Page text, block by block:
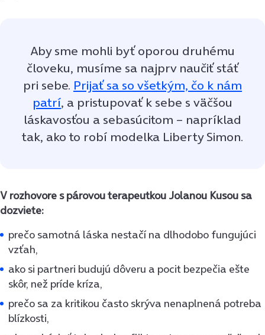
Aby sme mohli byť oporou druhému
človeku, musíme sa najprv naučiť stáť
pri sebe. Prijať sa so všetkým, čo k nám
patrí, a pristupovať k sebe s väčšou
láskavosťou a sebasúcitom – napríklad
tak, ako to robí modelka Liberty Simon.
V rozhovore s párovou terapeutkou Jolanou Kusou sa
dozviete:
prečo samotná láska nestačí na dlhodobo fungujúci
vzťah,
ako si partneri budujú dôveru a pocit bezpečia ešte
skôr, než príde kríza,
prečo sa za kritikou často skrýva nenaplnená potreba
blízkosti,